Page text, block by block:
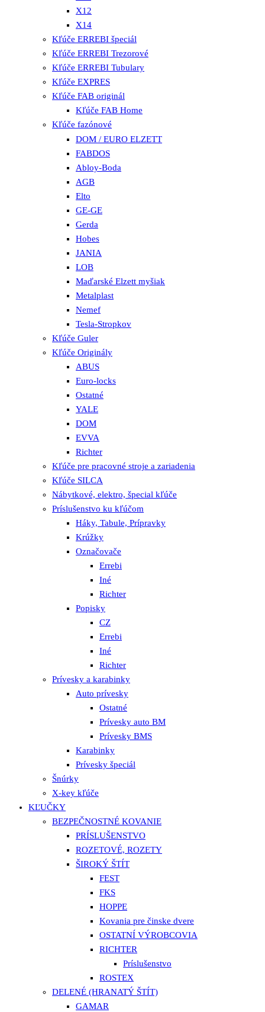
X12
X14
Kľúče ERREBI špeciál
Kľúče ERREBI Trezorové
Kľúče ERREBI Tubulary
Kľúče EXPRES
Kľúče FAB originál
Kľúče FAB Home
Kľúče fazónové
DOM / EURO ELZETT
FABDOS
Abloy-Boda
AGB
Elto
GE-GE
Gerda
Hobes
JANIA
LOB
Maďarské Elzett myšiak
Metalplast
Nemef
Tesla-Stropkov
Kľúče Guler
Kľúče Originály
ABUS
Euro-locks
Ostatné
YALE
DOM
EVVA
Richter
Kľúče pre pracovné stroje a zariadenia
Kľúče SILCA
Nábytkové, elektro, špecial kľúče
Príslušenstvo ku kľúčom
Háky, Tabule, Prípravky
Krúžky
Označovače
Errebi
Iné
Richter
Popisky
CZ
Errebi
Iné
Richter
Prívesky a karabinky
Auto prívesky
Ostatné
Prívesky auto BM
Prívesky BMS
Karabinky
Prívesky špeciál
Šnúrky
X-key kľúče
KĽUČKY
BEZPEČNOSTNÉ KOVANIE
PRÍSLUŠENSTVO
ROZETOVÉ, ROZETY
ŠIROKÝ ŠTÍT
FEST
FKS
HOPPE
Kovania pre činske dvere
OSTATNÍ VÝROBCOVIA
RICHTER
Príslušenstvo
ROSTEX
DELENÉ (HRANATÝ ŠTÍT)
GAMAR